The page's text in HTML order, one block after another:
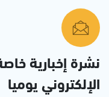
نشرة إخبارية
الإلكتروني يوميا